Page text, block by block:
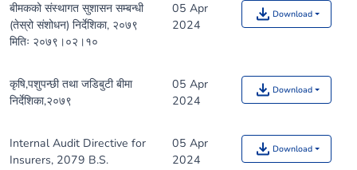
बीमकको संस्थागत सुशासन सम्बन्धी
(तेस्रो संशोधन) निर्देशिका, २०७९
मितिः २०७९।०२।१०
05 Apr
2024
Download
कृषि,पशुपन्छी तथा जडिबुटी बीमा
निर्देशिका,२०७९
05 Apr
2024
Download
Internal Audit Directive for
Insurers, 2079 B.S.
05 Apr
2024
Download